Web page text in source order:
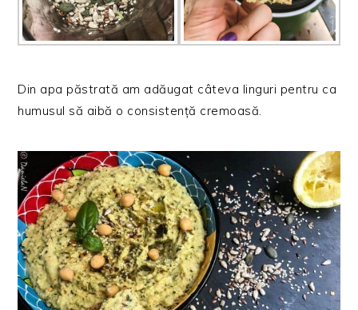
Din apa păstrată am adăugat câteva linguri pentru ca
humusul să aibă o consistență cremoasă.